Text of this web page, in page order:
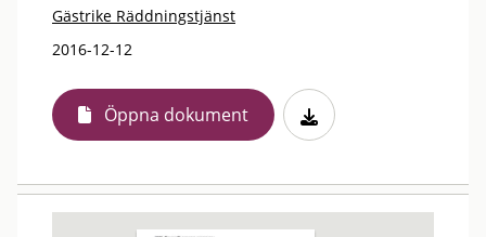
Gästrike Räddningstjänst
2016-12-12
Öppna dokument